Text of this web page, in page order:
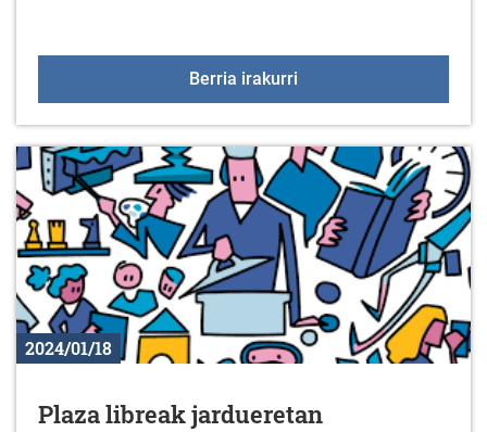
Berria irakurri
2024/01/18
Plaza libreak jardueretan